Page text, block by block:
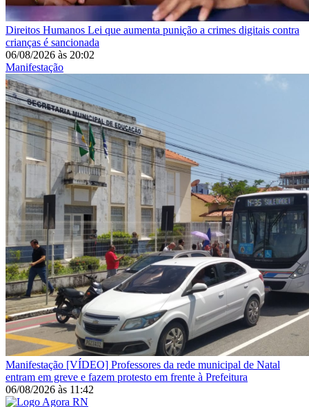
Direitos Humanos Lei que aumenta punição a crimes digitais contra
crianças é sancionada
06/08/2026 às 20:02
Manifestação
Manifestação [VÍDEO] Professores da rede municipal de Natal
entram em greve e fazem protesto em frente à Prefeitura
06/08/2026 às 11:42